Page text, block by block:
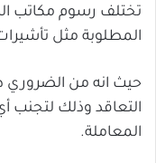
تختلف رسوم مكاتب
المطلوبة مثل
حيث انه من
التعاقد وذلك لتجنب
المعاملة.